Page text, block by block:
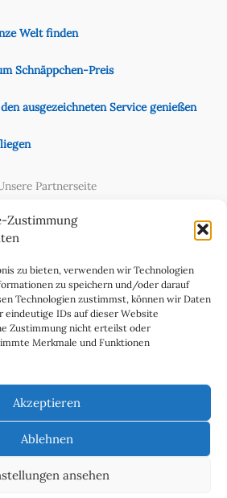
Zustimmung
zu bieten, verwenden wir Technologien
zu speichern und/oder darauf
Technologien zustimmst, können wir Daten
eindeutige IDs auf dieser Website
Zustimmung nicht erteilst oder
Merkmale und Funktionen
Akzeptieren
Ablehnen
ansehen
Welt finden
Schnäppchen-Preis
ausgezeichneten Service genießen
Partnerseite
Richtlinie (EU)
& Kontakt
Über uns
in WeltReisender Magazin
- 2025 Ingo Paszkowsky